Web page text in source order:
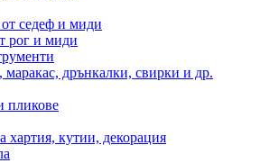
седеф и миди
рог и миди
маракас, дрънкалки, свирки и др.
пликове
хартия, кутии, декорация